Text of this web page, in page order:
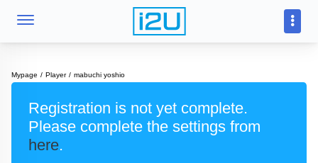
Mypage Player mabuchi yoshio
Registration is not yet complete.
Please complete the settings from
here.